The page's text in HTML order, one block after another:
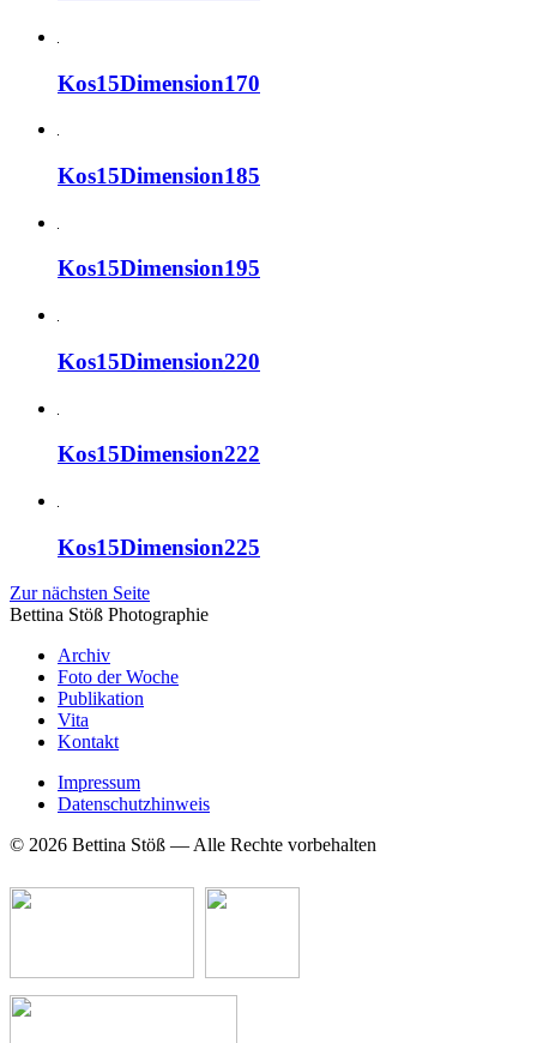
Kos15Dimension170
Kos15Dimension185
Kos15Dimension195
Kos15Dimension220
Kos15Dimension222
Kos15Dimension225
Zur nächsten Seite
Bettina Stöß Photographie
Archiv
Foto der Woche
Publikation
Vita
Kontakt
Impressum
Datenschutzhinweis
© 2026 Bettina Stöß — Alle Rechte vorbehalten